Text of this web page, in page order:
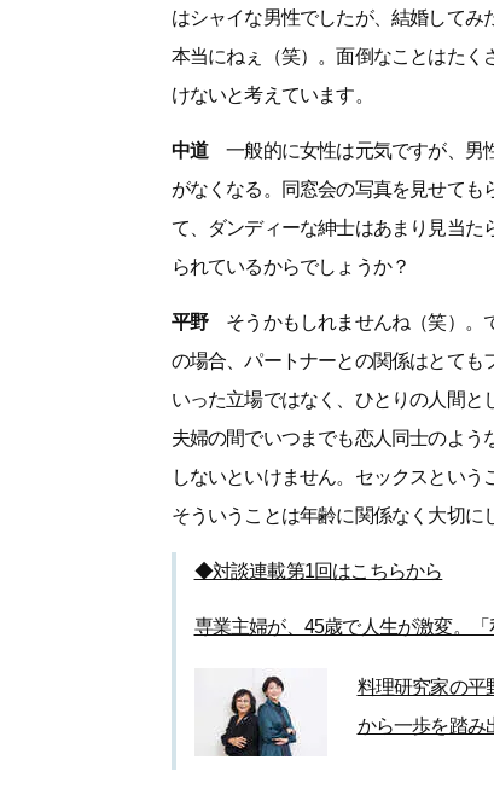
はシャイな男性でしたが、結婚して
本当にねぇ（笑）。面倒なことはた
けないと考えています。
中道一般的に女性は元気ですが、男
がなくなる。同窓会の写真を見せて
て、ダンディーな紳士はあまり見当た
られているからでしょうか？
平野そうかもしれませんね（笑）。
の場合、パートナーとの関係はとても
いった立場ではなく、ひとりの人間と
夫婦の間でいつまでも恋人同士のよ
しないといけません。セックスという
そういうことは年齢に関係なく大切に
◆対談連載第1回はこちらから
専業主婦が、45歳で人生が激変。
料理研究家の平
から一歩を踏